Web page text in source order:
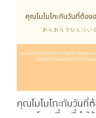
Hige (髭) ที่แปลว่า หนวด หรือเครา กับค
Dandy ที่สื่อถึงสุภาพบุรุษผู้แต่งตัวเนี้ยบ
ว่า “ฮิเกะดัน” ส่วนแฟนคลับของพวกเขาก็
Official髭男dism แน่นอนว่าชื่อวงนี้ไม่ได้
พวกเขาอยากทำเพลงที่สามารถส่งต่อควา
จะมีอายุเพิ่มขึ้น หรือถึงวันที่ไว้หนวดเคร
Official HIGE DANdism จุดเริ่มต้นของ
คุณโมโมโกะกับวันที่